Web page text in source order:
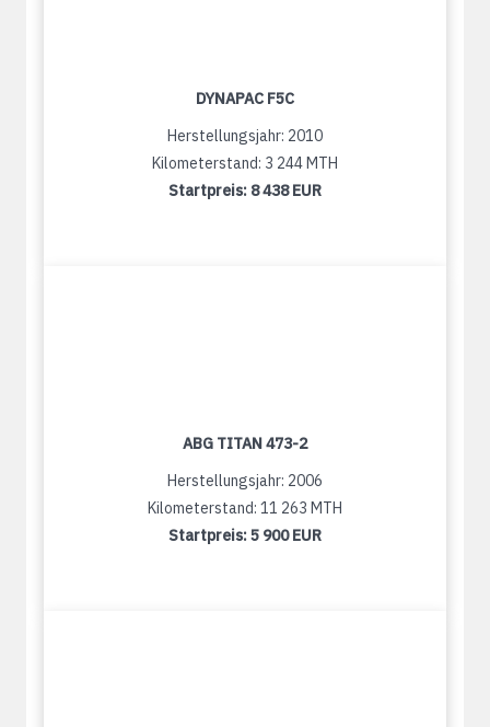
DYNAPAC F5C
Herstellungsjahr: 2010
Kilometerstand: 3 244 MTH
Startpreis: 8 438 EUR
ABG TITAN 473-2
Herstellungsjahr: 2006
Kilometerstand: 11 263 MTH
Startpreis:5 900 EUR